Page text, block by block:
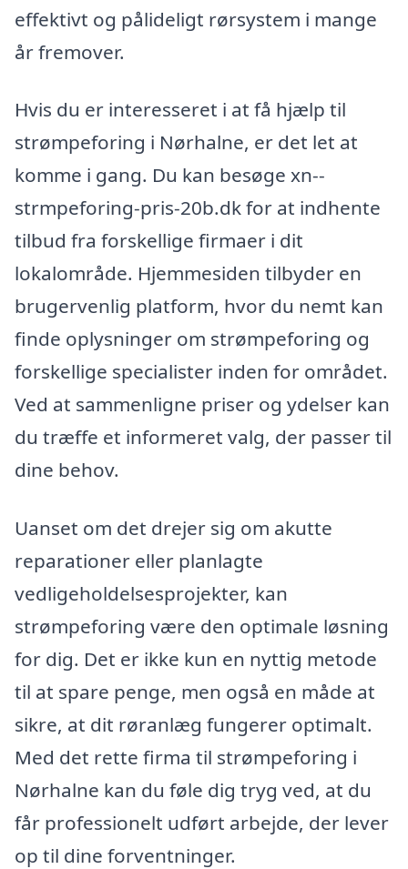
effektivt og pålideligt rørsystem i mange
år fremover.
Hvis du er interesseret i at få hjælp til
strømpeforing i Nørhalne, er det let at
komme i gang. Du kan besøge xn--
strmpeforing-pris-20b.dk for at indhente
tilbud fra forskellige firmaer i dit
lokalområde. Hjemmesiden tilbyder en
brugervenlig platform, hvor du nemt kan
finde oplysninger om strømpeforing og
forskellige specialister inden for området.
Ved at sammenligne priser og ydelser kan
du træffe et informeret valg, der passer til
dine behov.
Uanset om det drejer sig om akutte
reparationer eller planlagte
vedligeholdelsesprojekter, kan
strømpeforing være den optimale løsning
for dig. Det er ikke kun en nyttig metode
til at spare penge, men også en måde at
sikre, at dit røranlæg fungerer optimalt.
Med det rette firma til strømpeforing i
Nørhalne kan du føle dig tryg ved, at du
får professionelt udført arbejde, der lever
op til dine forventninger.